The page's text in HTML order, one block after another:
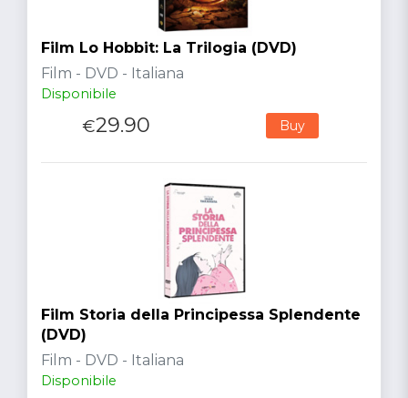
Film Lo Hobbit: La Trilogia (DVD)
Film - DVD - Italiana
Disponibile
€29.90 Buy
Film Storia della Principessa Splendente
(DVD)
Film - DVD - Italiana
Disponibile